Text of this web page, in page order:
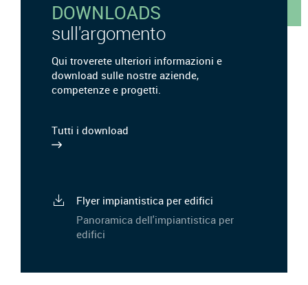
DOWNLOADS
sull'argomento
Qui troverete ulteriori informazioni e
download sulle nostre aziende,
competenze e progetti.
Tutti i download
Flyer impiantistica per edifici
Panoramica dell'impiantistica per
edifici